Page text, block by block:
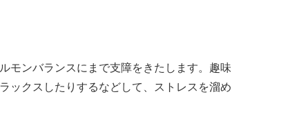
モンバランスにまで支障をきたします。趣味
ックスしたりするなどして、ストレスを溜め